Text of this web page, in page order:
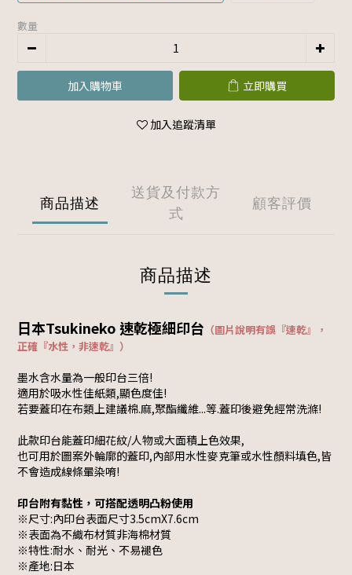
數量
加入購物車 立即購買
加入追蹤清單
商品描述
送貨及付款方
式
顧客評價
商品描述
日本Tsukineko 速乾極細印台 （圖片說明有誤『速乾』，
正確『水性，非速乾』 ）
墨水含水量為一般印台三倍!
適用於吸水性佳紙類,顯色度佳!
若要蓋印在布類上建議棉.麻,聚酯纖維...等.蓋印後避免經常洗滌!
此款印台能蓋印細花紋/人物或大面積上色效果,
也可用於圖案外輪廓的蓋印,內部用水性麥克筆或水性顏料填色,皆
不會造成線條暈染唷!
印台附有黏性，可搭配透明凸粉使用
※尺寸:內印台表面尺寸3.5cmX7.6cm
※表面為不織布材質非海棉材質
※特性:耐水、耐光、不易褪色
※產地:日本